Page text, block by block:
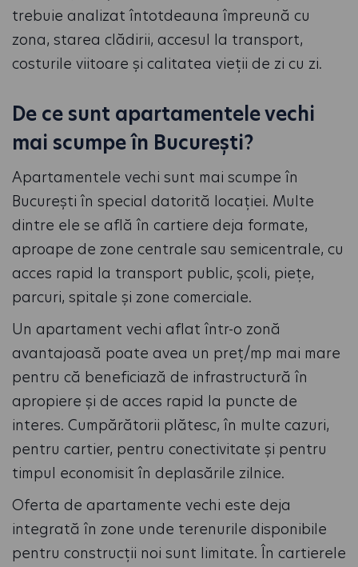
trebuie analizat întotdeauna împreună cu
zona, starea clădirii, accesul la transport,
costurile viitoare și calitatea vieții de zi cu zi.
De ce sunt apartamentele vechi
mai scumpe în București?
Apartamentele vechi sunt mai scumpe în
București în special datorită locației. Multe
dintre ele se află în cartiere deja formate,
aproape de zone centrale sau semicentrale, cu
acces rapid la transport public, școli, piețe,
parcuri, spitale și zone comerciale.
Un apartament vechi aflat într-o zonă
avantajoasă poate avea un preț/mp mai mare
pentru că beneficiază de infrastructură în
apropiere și de acces rapid la puncte de
interes. Cumpărătorii plătesc, în multe cazuri,
pentru cartier, pentru conectivitate și pentru
timpul economisit în deplasările zilnice.
Oferta de apartamente vechi este deja
integrată în zone unde terenurile disponibile
pentru construcții noi sunt limitate. În cartierele